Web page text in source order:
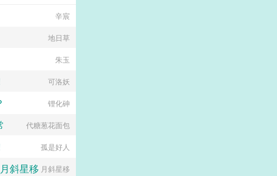
辛宸
地日草
朱玉
可洛妖
锂化砷
代糖葱花面包
孤是好人
斜星移 月斜星移